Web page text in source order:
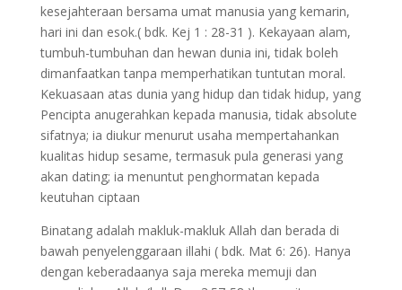
kesejahteraan bersama umat manusia yang kemarin,
hari ini dan esok.( bdk. Kej 1 : 28-31 ). Kekayaan alam,
tumbuh-tumbuhan dan hewan dunia ini, tidak boleh
dimanfaatkan tanpa memperhatikan tuntutan moral.
Kekuasaan atas dunia yang hidup dan tidak hidup, yang
Pencipta anugerahkan kepada manusia, tidak absolute
sifatnya; ia diukur menurut usaha mempertahankan
kualitas hidup sesame, termasuk pula generasi yang
akan dating; ia menuntut penghormatan kepada
keutuhan ciptaan
Binatang adalah makluk-makluk Allah dan berada di
bawah penyelenggaraan illahi ( bdk. Mat 6: 26). Hanya
dengan keberadaanya saja mereka memuji dan